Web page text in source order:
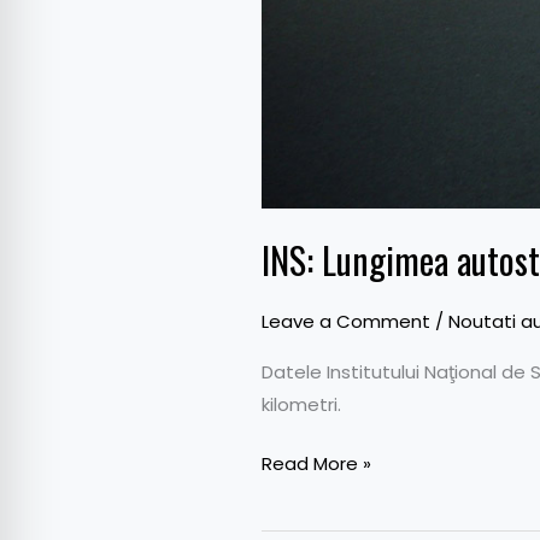
INS: Lungimea
Leave a Comment /Noutati
Datele Institutului Naţional de
kilometri.
Read More »